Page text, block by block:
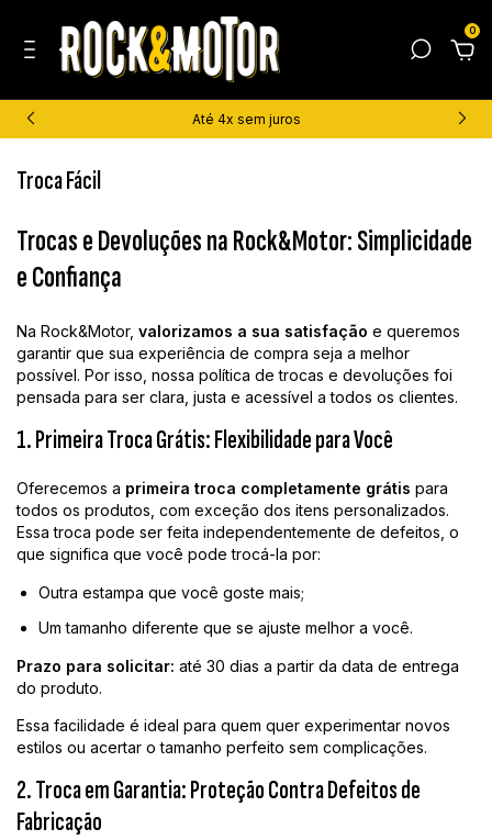
0
Até 4x sem juros
Troca Fácil
Trocas e Devoluções na Rock&Motor: Simplicidade
e Confiança
Na Rock&Motor, valorizamos a sua satisfação e queremos
garantir que sua experiência de compra seja a melhor
possível. Por isso, nossa política de trocas e devoluções foi
pensada para ser clara, justa e acessível a todos os clientes.
1. Primeira Troca Grátis: Flexibilidade para Você
Oferecemos a primeira troca completamente grátis para
todos os produtos, com exceção dos itens personalizados.
Essa troca pode ser feita independentemente de defeitos, o
que significa que você pode trocá-la por:
Outra estampa que você goste mais;
Um tamanho diferente que se ajuste melhor a você.
Prazo para solicitar: até 30 dias a partir da data de entrega
do produto.
Essa facilidade é ideal para quem quer experimentar novos
estilos ou acertar o tamanho perfeito sem complicações.
2. Troca em Garantia: Proteção Contra Defeitos de
Fabricação